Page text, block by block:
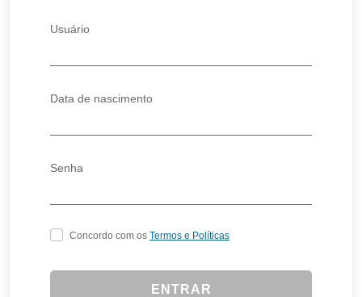
Usuário
Data de nascimento
Senha
Concordo com os Termos e Políticas